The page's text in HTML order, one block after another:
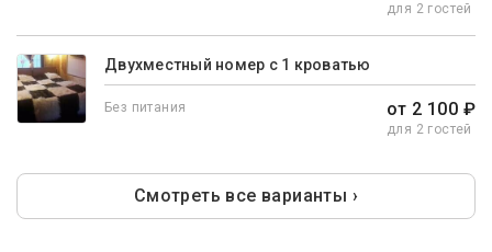
для 2 гостей
Двухместный номер с 1 кроватью
Без питания от 2 100 ₽
для 2 гостей
Смотреть все варианты ›